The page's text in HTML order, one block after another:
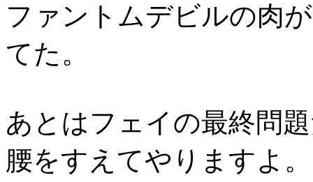
ファントムデビルの肉
てた。
あとはフェイの最終問
腰をすえてやりますよ。